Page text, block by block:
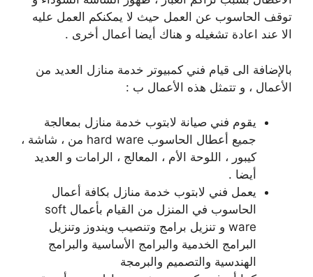
توقف الحاسوب عن العمل حيث لا يمكنكم العمل عليه
الا عند اعادة تشغيله و هناك أيضا أعمال أخرى .
بالإضافة الى قيام فني كمبيوتر خدمة منازل العديد من
الأعمال ، و تتمثل هذه الأعمال ب :
يقوم فني صيانة لابتوب خدمة منازل بمعالجة
جميع أعطال الحاسوب hard ware من ، شاشة ،
كيبور ، اللوحة الأم ، المعالج ، الرامات و العديد
أيضا .
يعمل فني لابتوب خدمة منازل بكافة أعمال
الحاسوب في المنزل من القيام بأعمال soft
ware و تنزيل برامج وتنصيب ويندوز وتنزيل
البرامج الخدمية والبرامج الأساسية والبرامج
الهندسية والتصميم والبرمجة